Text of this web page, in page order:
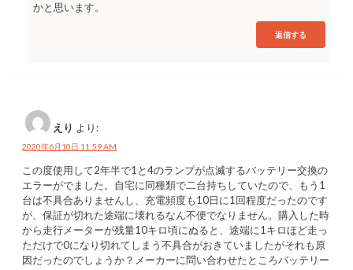
かと思います。
返信する
えり より:
2020年6月10日 11:59 AM
この度使用して2年半で1と4のランプが点滅するバッテリー交換の
エラーがでました。自宅に同種類で二台持ちしていたので、もう1
台は不具合ありませんし、充電頻度も10日に1回程度だったのです
が、保証が切れた途端に壊れるなん不便でなりません。購入した時
から走行メーターが残量10キロ頃にぬると、途端に1キロほど走っ
ただけで0になり切れてしまう不具合がおきていましたがそれも原
因だったのでしょうか？メーカーに問い合わせたところバッテリー